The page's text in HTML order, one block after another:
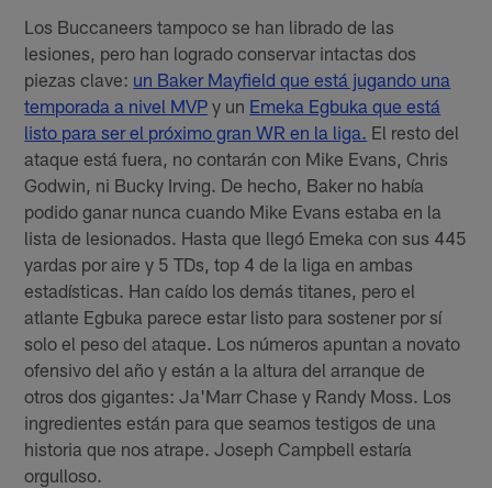
Los Buccaneers tampoco se han librado de las
lesiones, pero han logrado conservar intactas dos
piezas clave: un Baker Mayfield que está jugando una
temporada a nivel MVP y un Emeka Egbuka que está
listo para ser el próximo gran WR en la liga. El resto del
ataque está fuera, no contarán con Mike Evans, Chris
Godwin, ni Bucky Irving. De hecho, Baker no había
podido ganar nunca cuando Mike Evans estaba en la
lista de lesionados. Hasta que llegó Emeka con sus 445
yardas por aire y 5 TDs, top 4 de la liga en ambas
estadísticas. Han caído los demás titanes, pero el
atlante Egbuka parece estar listo para sostener por sí
solo el peso del ataque. Los números apuntan a novato
ofensivo del año y están a la altura del arranque de
otros dos gigantes: Ja'Marr Chase y Randy Moss. Los
ingredientes están para que seamos testigos de una
historia que nos atrape. Joseph Campbell estaría
orgulloso.